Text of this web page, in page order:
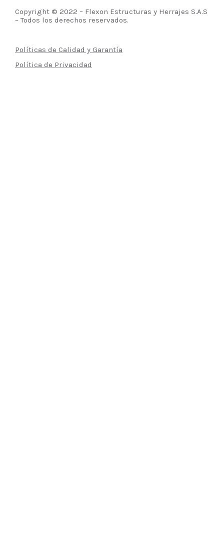
Copyright © 2022 – Flexon Estructuras y Herrajes S.A.S
– Todos los derechos reservados.
Políticas de Calidad y Garantía
Política de Privacidad